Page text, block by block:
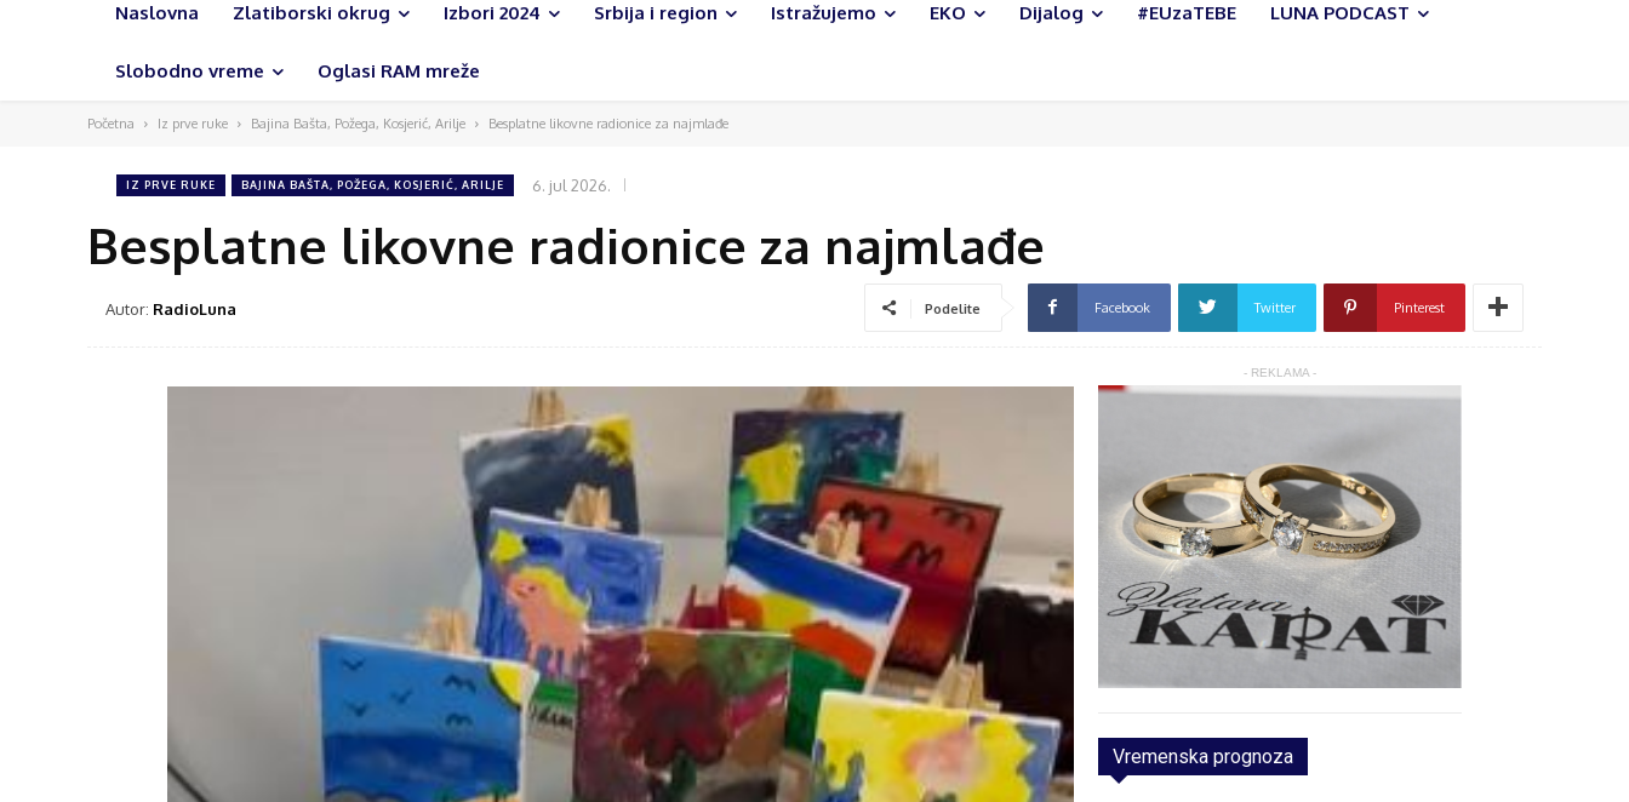
Naslovna Zlatiborski okrug Izbori 2024 Srbija i region Istražujemo EKO Dijalog #EUzaTEBE LUNA PODCAST
Slobodno vreme Oglasi RAM mreže
Početna Iz prve ruke Bajina Bašta, Požega, Kosjerić, Arilje Besplatne likovne radionice za najmlađe
IZ PRVE RUKE BAJINA BAŠTA, POŽEGA, KOSJERIĆ, ARILJE 6. jul 2026.
Besplatne likovne radionice za najmlađe
Autor: RadioLuna Podelite Facebook Twitter Pinterest
- REKLAMA -
Vremenska prognoza